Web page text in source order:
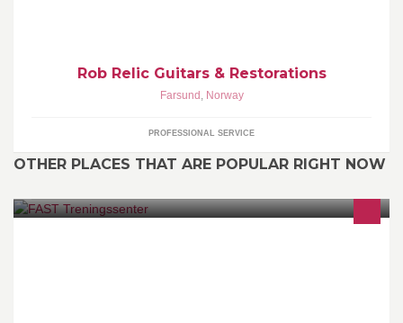
Rob Relic Guitars & Restorations
Farsund , Norway
PROFESSIONAL SERVICE
OTHER PLACES THAT ARE POPULAR RIGHT NOW